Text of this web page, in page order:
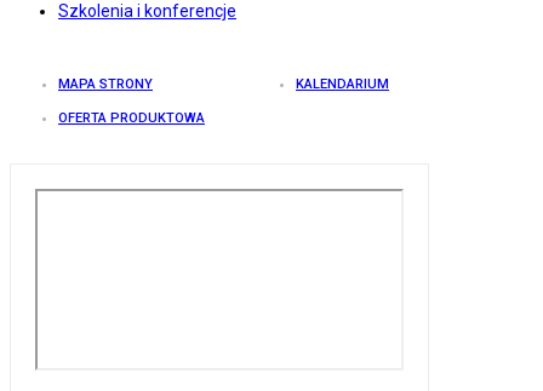
Szkolenia i konferencje
MAPA STRONY KALENDARIUM
OFERTA PRODUKTOWA